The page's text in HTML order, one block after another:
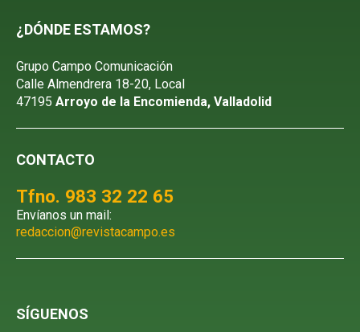
¿DÓNDE ESTAMOS?
Grupo Campo Comunicación
Calle Almendrera 18-20, Local
47195 Arroyo de la Encomienda, Valladolid
CONTACTO
Tfno. 983 32 22 65
Envíanos un mail:
redaccion@revistacampo.es
SÍGUENOS